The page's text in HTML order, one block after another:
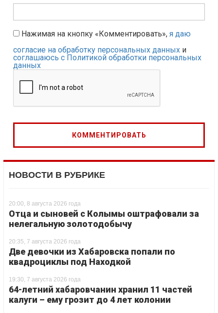
Нажимая на кнопку «Комментировать», я даю
согласие на обработку персональных данных и
соглашаюсь с Политикой обработки персональных
данных
НОВОСТИ В РУБРИКЕ
20:00, 8 августа 2026 года
Отца и сыновей с Колымы оштрафовали за
нелегальную золотодобычу
20:35, 7 августа 2026 года
Две девочки из Хабаровска попали по
квадроциклы под Находкой
19:30, 7 августа 2026 года
64-летний хабаровчанин хранил 11 частей
калуги – ему грозит до 4 лет колонии